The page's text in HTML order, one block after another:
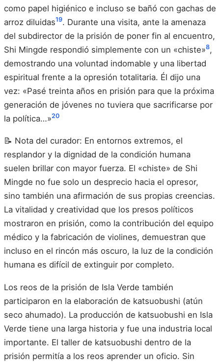
como papel higiénico e incluso se bañó con gachas de
arroz diluidas19. Durante una visita, ante la amenaza
del subdirector de la prisión de poner fin al encuentro,
Shi Mingde respondió simplemente con un «chiste»8,
demostrando una voluntad indomable y una libertad
espiritual frente a la opresión totalitaria. Él dijo una
vez: «Pasé treinta años en prisión para que la próxima
generación de jóvenes no tuviera que sacrificarse por
la política…»20
📝 Nota del curador: En entornos extremos, el
resplandor y la dignidad de la condición humana
suelen brillar con mayor fuerza. El «chiste» de Shi
Mingde no fue solo un desprecio hacia el opresor,
sino también una afirmación de sus propias creencias.
La vitalidad y creatividad que los presos políticos
mostraron en prisión, como la contribución del equipo
médico y la fabricación de violines, demuestran que
incluso en el rincón más oscuro, la luz de la condición
humana es difícil de extinguir por completo.
Los reos de la prisión de Isla Verde también
participaron en la elaboración de katsuobushi (atún
seco ahumado). La producción de katsuobushi en Isla
Verde tiene una larga historia y fue una industria local
importante. El taller de katsuobushi dentro de la
prisión permitía a los reos aprender un oficio. Sin